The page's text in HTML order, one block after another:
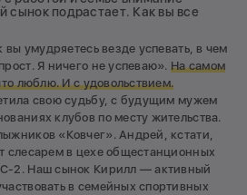
сынок подрастает. Как вы все
умудряетесь везде успевать, в чем
Я ничего не успеваю».На самом
люблю. И с удовольствием.
свою судьбу, с будущим мужем
клубов по месту жительства.
«Ковчег». Андрей, кстати,
слесарем в цехе общестанционных
2. Наш сынок Кирилл — активный
в семейных спортивных